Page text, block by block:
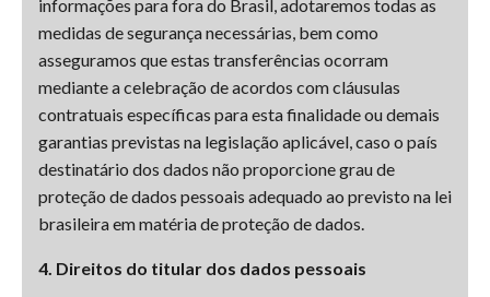
informações para fora do Brasil, adotaremos todas as
medidas de segurança necessárias, bem como
asseguramos que estas transferências ocorram
mediante a celebração de acordos com cláusulas
contratuais específicas para esta finalidade ou demais
garantias previstas na legislação aplicável, caso o país
destinatário dos dados não proporcione grau de
proteção de dados pessoais adequado ao previsto na lei
brasileira em matéria de proteção de dados.
4. Direitos do titular dos dados pessoais